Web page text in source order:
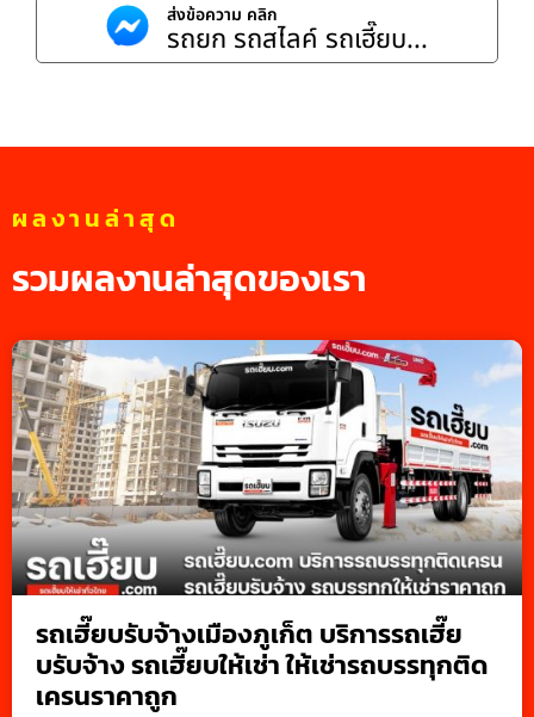
ส่งข้อความ คลิก
รถยก รถสไลค์ รถเฮี๊ยบ...
ผลงานล่าสุด
รวมผลงานล่าสุดของเรา
รถเฮี๊ยบรับจ้างเมืองภูเก็ต บริการรถเฮี๊ย
บรับจ้าง รถเฮี๊ยบให้เช่า ให้เช่ารถบรรทุกติด
เครนราคาถูก